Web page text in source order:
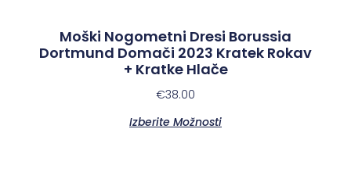
Moški Nogometni Dresi Borussia
Dortmund Domači 2023 Kratek Rokav
+ Kratke Hlače
€38.00
Izberite Možnosti